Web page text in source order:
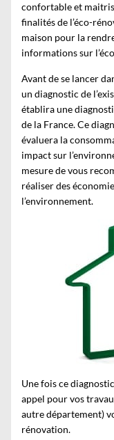
confortable et
finalités de l’éco-
maison pour la
informations sur
Avant de se lancer
un diagnostic de
établira une
de la France. Ce
évaluera la
impact sur
mesure de vous
réaliser des
l’environnement.
Une fois ce
appel pour vos
autre département)
rénovation.